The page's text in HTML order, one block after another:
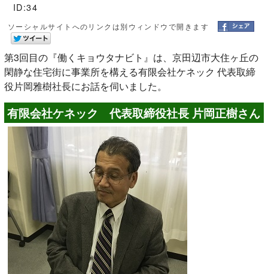
ID:34
ソーシャルサイトへのリンクは別ウィンドウで開きます
第3回目の『働くキョウタナビト』は、京田辺市大住ヶ丘の
閑静な住宅街に事業所を構える有限会社ケネック 代表取締
役片岡雅樹社長にお話を伺いました。
有限会社ケネック 代表取締役社長 片岡正樹さん